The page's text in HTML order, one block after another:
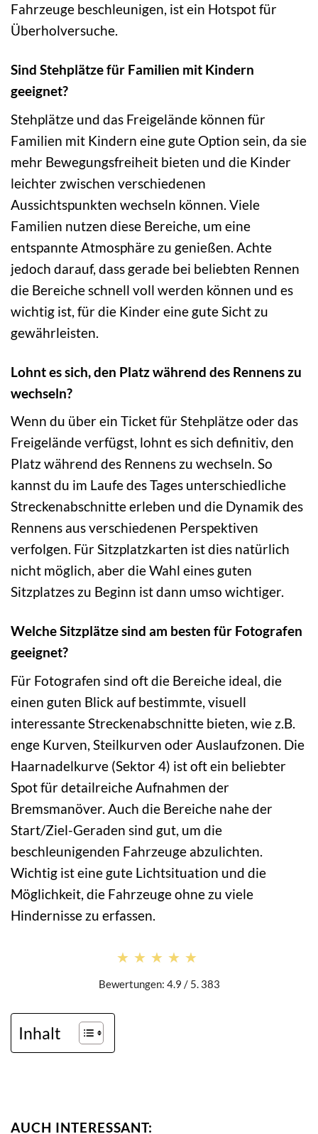
Fahrzeuge beschleunigen, ist ein Hotspot für
Überholversuche.
Sind Stehplätze für Familien mit Kindern
geeignet?
Stehplätze und das Freigelände können für
Familien mit Kindern eine gute Option sein, da sie
mehr Bewegungsfreiheit bieten und die Kinder
leichter zwischen verschiedenen
Aussichtspunkten wechseln können. Viele
Familien nutzen diese Bereiche, um eine
entspannte Atmosphäre zu genießen. Achte
jedoch darauf, dass gerade bei beliebten Rennen
die Bereiche schnell voll werden können und es
wichtig ist, für die Kinder eine gute Sicht zu
gewährleisten.
Lohnt es sich, den Platz während des Rennens zu
wechseln?
Wenn du über ein Ticket für Stehplätze oder das
Freigelände verfügst, lohnt es sich definitiv, den
Platz während des Rennens zu wechseln. So
kannst du im Laufe des Tages unterschiedliche
Streckenabschnitte erleben und die Dynamik des
Rennens aus verschiedenen Perspektiven
verfolgen. Für Sitzplatzkarten ist dies natürlich
nicht möglich, aber die Wahl eines guten
Sitzplatzes zu Beginn ist dann umso wichtiger.
Welche Sitzplätze sind am besten für Fotografen
geeignet?
Für Fotografen sind oft die Bereiche ideal, die
einen guten Blick auf bestimmte, visuell
interessante Streckenabschnitte bieten, wie z.B.
enge Kurven, Steilkurven oder Auslaufzonen. Die
Haarnadelkurve (Sektor 4) ist oft ein beliebter
Spot für detailreiche Aufnahmen der
Bremsmanöver. Auch die Bereiche nahe der
Start/Ziel-Geraden sind gut, um die
beschleunigenden Fahrzeuge abzulichten.
Wichtig ist eine gute Lichtsituation und die
Möglichkeit, die Fahrzeuge ohne zu viele
Hindernisse zu erfassen.
★★★★★
★★★★★
Bewertungen: 4.9 / 5. 383
Inhalt
AUCH INTERESSANT: